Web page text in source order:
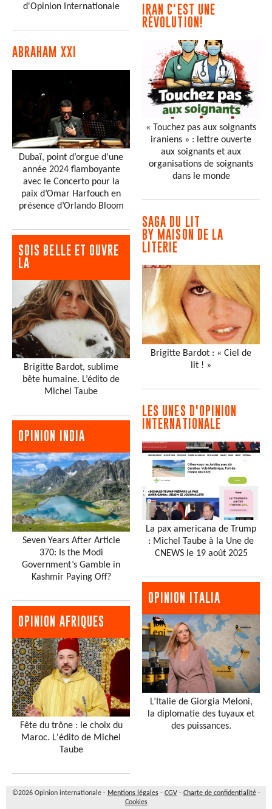
d'Opinion Internationale
ABRAHAM XXI
Dubaï, point d’orgue d’une
année 2024 flamboyante
avec le Concerto pour la
paix d’Omar Harfouch en
présence d’Orlando Bloom
SOIS BELLE ET OUVRE
LA
Brigitte Bardot, sublime
bête humaine. L’édito de
Michel Taube
OPINION INDIA
Seven Years After Article
370: Is the Modi
Government’s Gamble in
Kashmir Paying Off?
OPINION AFRIQUES
Fête du trône : le choix du
Maroc. L'édito de Michel
Taube
IRAN C'EST UNE
RÉVOLUTION!
« Touchez pas aux soignants
iraniens » : lettre ouverte
aux soignants et aux
organisations de soignants
dans le monde
SAGA DU LIT
BY MAISON DE LA
LITERIE
Brigitte Bardot : « Ciel de
lit ! »
LES UNES D'OPINION
INTERNATIONALE
La pax americana de Trump
: Michel Taube à la Une de
CNEWS le 19 août 2025
OPINION ITALIA
L’Italie de Giorgia Meloni,
la diplomatie des tuyaux et
des puissances.
©2026 Opinion internationale - Mentions légales- CGV- Charte de confidentialité-
Cookies